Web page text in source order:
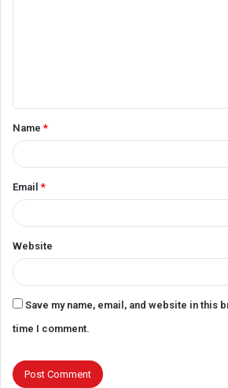
t
*
Name*
Email*
Website
Save my name, email, and website in this
time I comment.